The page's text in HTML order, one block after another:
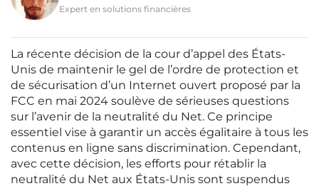
Expert en solutions financières
La récente décision de la cour d’appel des États-
Unis de maintenir le gel de l’ordre de protection et
de sécurisation d’un Internet ouvert proposé par la
FCC en mai 2024 soulève de sérieuses questions
sur l’avenir de la neutralité du Net. Ce principe
essentiel vise à garantir un accès égalitaire à tous les
contenus en ligne sans discrimination. Cependant,
avec cette décision, les efforts pour rétablir la
neutralité du Net aux États-Unis sont suspendus